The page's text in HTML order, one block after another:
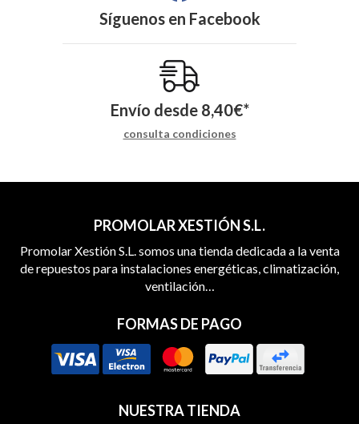
Síguenos en Facebook
Envío desde 8,40€*
consulta condiciones
PROMOLAR XESTIÓN S.L.
Promolar Xestión S.L. somos una tienda dedicada a la venta
de repuestos para instalaciones energéticas, climatización,
ventilación…
FORMAS DE PAGO
NUESTRA TIENDA